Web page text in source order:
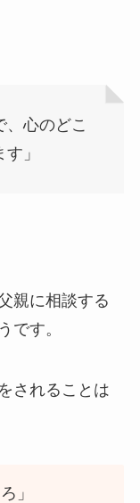
、心のどこ
」
親に相談する
です。
されることは
」